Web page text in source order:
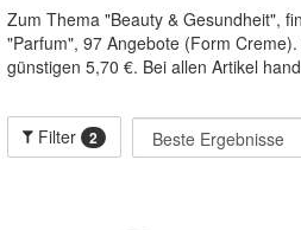
Zum Thema "Beauty & Gesundheit",
"Parfum", 97 Angebote (Form
günstigen 5,70 €. Bei allen Artikel
Filter 2